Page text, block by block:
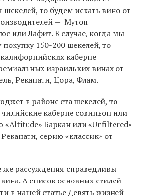
шекелей, то будем искать вино от
— Мутон
или Лафит. В случае, когда мы
покупку 150-200 шекелей, то
каберне
израильких винах от
Реканати, Цора, Флам.
в районе ста шекелей, то
каберне совиньон или
«Altitude» Баркан или «Unfiltered»
серию «классик» от
рассуждения справедливы
А список основных стилей
в нашей статье Девять жизней